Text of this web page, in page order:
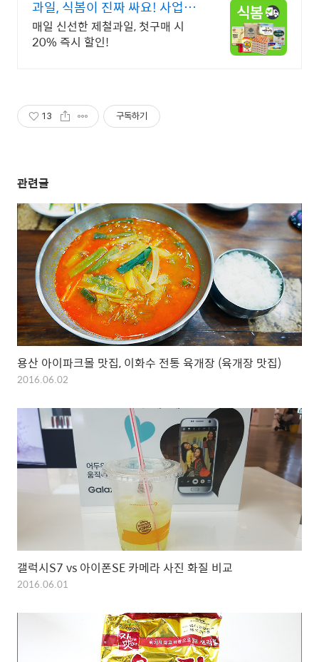
과일, 식봄이 진짜 싸요! 사업자
전용 특가
매일 신선한 제철과일, 첫구매 시
20% 즉시 할인!
13 구독하기
관련글
용산 아이파크몰 맛집, 이화수 전통 육개장 (육개장 맛집)
2016.06.02
갤럭시S7 vs 아이폰SE 카메라 사진 화질 비교
2016.06.01